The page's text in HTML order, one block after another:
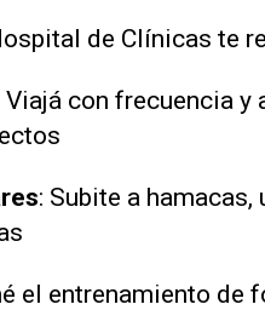
de Clínicas te
Viajá con frecuencia y
: Subite a
el entrenamiento de